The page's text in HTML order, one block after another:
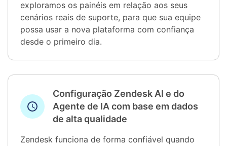
exploramos os painéis em relação aos seus
cenários reais de suporte, para que sua equipe
possa usar a nova plataforma com confiança
desde o primeiro dia.
Configuração Zendesk AI e do
Agente de IA com base em dados
de alta qualidade
Zendesk funciona de forma confiável quando